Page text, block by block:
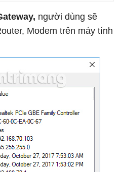
người dùng sẽ
Modem trên máy tính